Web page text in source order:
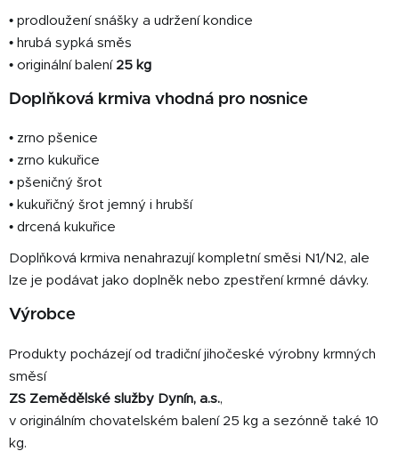
• prodloužení snášky a udržení kondice
• hrubá sypká směs
• originální balení 25 kg
Doplňková krmiva vhodná pro nosnice
• zrno pšenice
• zrno kukuřice
• pšeničný šrot
• kukuřičný šrot jemný i hrubší
• drcená kukuřice
Doplňková krmiva nenahrazují kompletní směsi N1/N2, ale
lze je podávat jako doplněk nebo zpestření krmné dávky.
Výrobce
Produkty pocházejí od tradiční jihočeské výrobny krmných
směsí
ZS Zemědělské služby Dynín, a.s.,
v originálním chovatelském balení 25 kg a sezónně také 10
kg.